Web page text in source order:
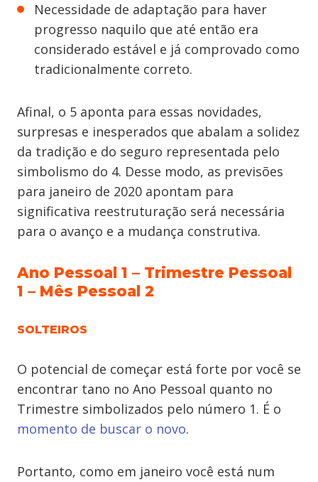
Necessidade de adaptação para haver
progresso naquilo que até então era
considerado estável e já comprovado como
tradicionalmente correto.
Afinal, o 5 aponta para essas novidades,
surpresas e inesperados que abalam a solidez
da tradição e do seguro representada pelo
simbolismo do 4. Desse modo, as previsões
para janeiro de 2020 apontam para
significativa reestruturação será necessária
para o avanço e a mudança construtiva.
Ano Pessoal 1 – Trimestre Pessoal
1 – Mês Pessoal 2
SOLTEIROS
O potencial de começar está forte por você se
encontrar tano no Ano Pessoal quanto no
Trimestre simbolizados pelo número 1. É o
momento de buscar o novo.
Portanto, como em janeiro você está num